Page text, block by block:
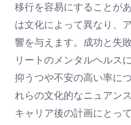
移行を容易にすることが
は文化によって異なり、
響を与えます。成功と失
リートのメンタルヘルス
抑うつや不安の高い率に
れらの文化的なニュアン
キャリア後の計画にとっ